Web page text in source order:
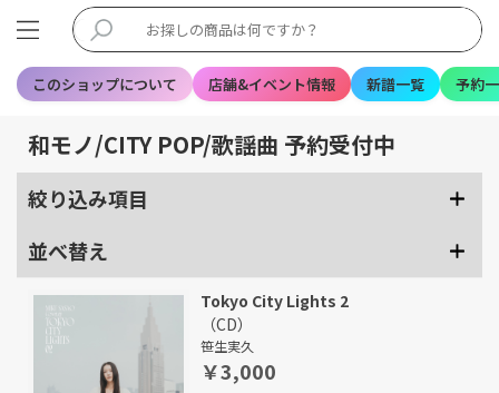
このショップについて 店舗&イベント情報 新譜一覧 予約
和モノ/CITY POP/歌謡曲 予約受付中
絞り込み項目
並べ替え
Tokyo City Lights 2
（CD）
笹生実久
￥3,000